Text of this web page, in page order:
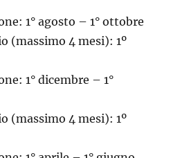
1° agosto – 1° ottobre
(massimo 4 mesi): 1º
1° dicembre – 1°
(massimo 4 mesi): 1º